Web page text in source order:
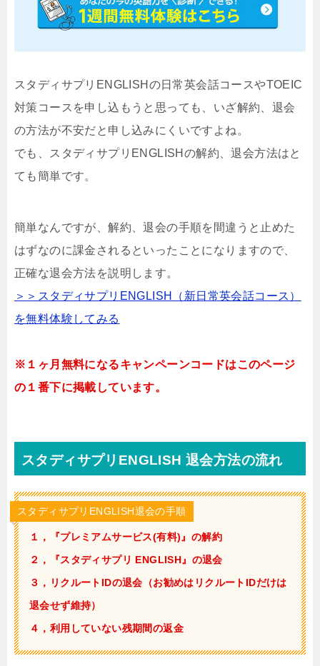
スタディサプリENGLISHの日常英会話コースやTOEIC
対策コースを申し込もうと思っても、いざ解約、退会
の方法が不安だと申し込みにくいですよね。
でも、スタディサプリENGLISHの解約、退会方法はと
ても簡単です。
簡単なんですが、解約、退会の手順を間違うと止めた
はずなのに課金されるといったことになりますので、
正確な退会方法を説明します。
＞＞スタディサプリENGLISH（新日常英会話コース）
を無料体験してみる
※１ヶ月無料になるキャンペーンコードはこのページ
の１番下に掲載しています。
スタディサプリENGLISH 退会方法の流れ
スタディサプリENGLISH退会の手順
１，『プレミアムサービス(有料)』の解約
２，『スタディサプリ ENGLISH』の退会
３，リクルートIDの退会（お勧めはリクルートIDだけは
退会せず維持）
４，利用していない残期間の返金